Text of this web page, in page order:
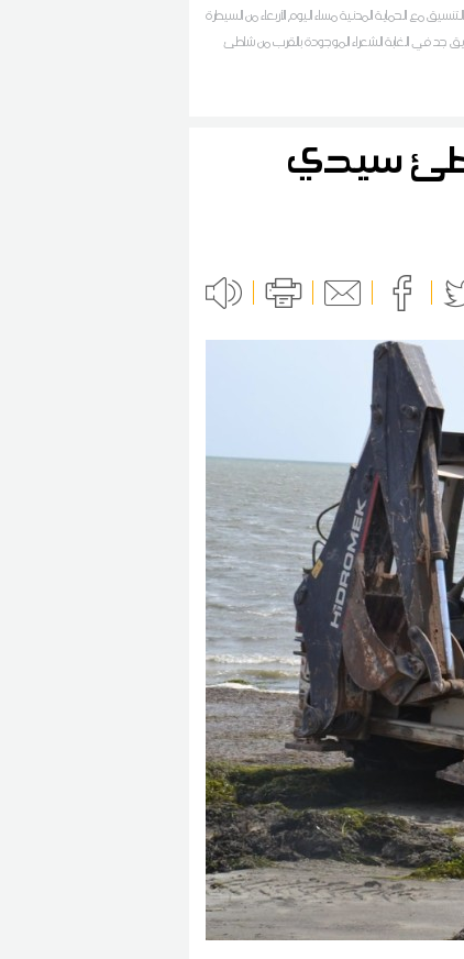
مع الحماية المدنية مساء اليوم الأربعاء من السيطرة
جد في الغابة الشعراء الموجودة بالقرب من شاطئ
سيدي